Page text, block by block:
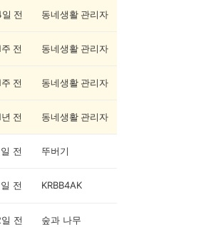
전 동네생활 관리자
주 전 동네생활 관리자
주 전 동네생활 관리자
년 전 동네생활 관리자
전 뚜버기
전 KRBB4AK
전 숲과 나무